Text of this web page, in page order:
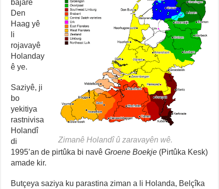
Zimanê Holandî û zaravayên wê.
bajarê
Den
Haag yê
li
rojavayê
Holanday
ê ye.
Saziyê, ji
bo
yekitiya
rastnivisa
Holandî
di
1995’an de pirtûka bi navêGroene Boekje (Pirtûka Kesk)
amade kir.
Butçeya saziya ku parastina ziman a li Holanda, Belçîka